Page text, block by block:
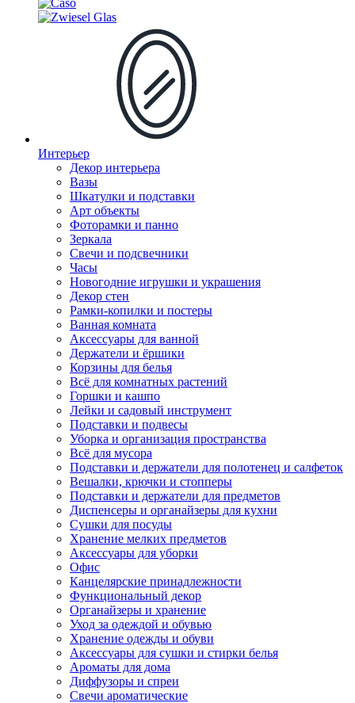
Интерьер
Декор интерьера
Вазы
Шкатулки и подставки
Арт объекты
Фоторамки и панно
Зеркала
Свечи и подсвечники
Часы
Новогодние игрушки и украшения
Декор стен
Рамки-копилки и постеры
Ванная комната
Аксессуары для ванной
Держатели и ёршики
Корзины для белья
Всё для комнатных растений
Горшки и кашпо
Лейки и садовый инструмент
Подставки и подвесы
Уборка и организация пространства
Всё для мусора
Подставки и держатели для полотенец и салфеток
Вешалки, крючки и стопперы
Подставки и держатели для предметов
Диспенсеры и органайзеры для кухни
Сушки для посуды
Хранение мелких предметов
Аксессуары для уборки
Офис
Канцелярские принадлежности
Функциональный декор
Органайзеры и хранение
Уход за одеждой и обувью
Хранение одежды и обуви
Аксессуары для сушки и стирки белья
Ароматы для дома
Диффузоры и спреи
Свечи ароматические